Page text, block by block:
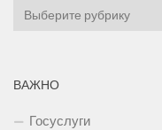
Рубрики
ВАЖНО
Госуслуги